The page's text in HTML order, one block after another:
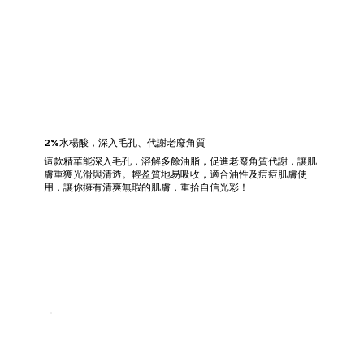
2%水楊酸，深入毛孔、代謝老廢角質
這款精華能深入毛孔，溶解多餘油脂，促進老廢角質代謝，讓肌
膚重獲光滑與清透。輕盈質地易吸收，適合油性及痘痘肌膚使
用，讓你擁有清爽無瑕的肌膚，重拾自信光彩！